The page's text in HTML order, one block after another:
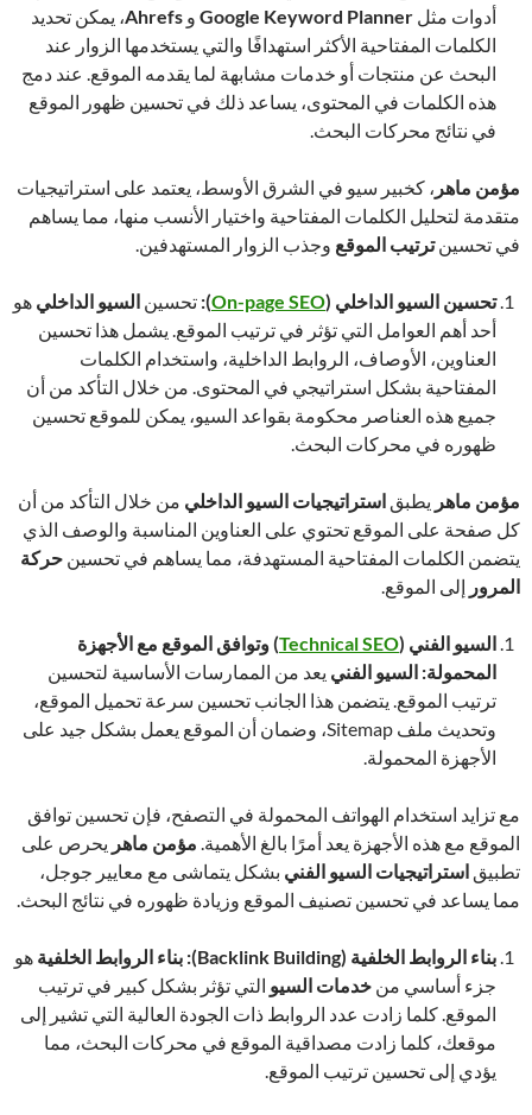
أدوات مثل Google Keyword Planner و Ahrefs، يمكن تحديد
الكلمات المفتاحية الأكثر استهدافًا والتي يستخدمها الزوار عند
البحث عن منتجات أو خدمات مشابهة لما يقدمه الموقع. عند دمج
هذه الكلمات في المحتوى، يساعد ذلك في تحسين ظهور الموقع
في نتائج محركات البحث.
مؤمن ماهر ، كخبير سيو في الشرق الأوسط، يعتمد على استراتيجيات
متقدمة لتحليل الكلمات المفتاحية واختيار الأنسب منها، مما يساهم
في تحسينترتيب الموقع وجذب الزوار المستهدفين.
تحسين السيو الداخلي (
On-page SEO
): تحسين السيو الداخلي هو
أحد أهم العوامل التي تؤثر في ترتيب الموقع. يشمل هذا تحسين
العناوين، الأوصاف، الروابط الداخلية، واستخدام الكلمات
المفتاحية بشكل استراتيجي في المحتوى. من خلال التأكد من أن
جميع هذه العناصر محكومة بقواعد السيو، يمكن للموقع تحسين
ظهوره في محركات البحث.
مؤمن ماهر يطبق استراتيجيات السيو الداخلي من خلال التأكد من أن
كل صفحة على الموقع تحتوي على العناوين المناسبة والوصف الذي
يتضمن الكلمات المفتاحية المستهدفة، مما يساهم في تحسين حركة
المرور إلى الموقع.
السيو الفني (
Technical SEO
)وتوافق الموقع مع الأجهزة
المحمولة: السيو الفني يعد من الممارسات الأساسية لتحسين
ترتيب الموقع. يتضمن هذا الجانب تحسين سرعة تحميل الموقع،
وتحديث ملف Sitemap، وضمان أن الموقع يعمل بشكل جيد على
الأجهزة المحمولة.
مع تزايد استخدام الهواتف المحمولة في التصفح، فإن تحسين توافق
الموقع مع هذه الأجهزة يعد أمرًا بالغ الأهمية. مؤمن ماهر يحرص على
تطبيق استراتيجيات السيو الفني بشكل يتماشى مع معايير جوجل،
مما يساعد في تحسين تصنيف الموقع وزيادة ظهوره في نتائج البحث.
بناء الروابط الخلفية (Backlink Building): بناء الروابط الخلفية هو
جزء أساسي من خدمات السيو التي تؤثر بشكل كبير في ترتيب
الموقع. كلما زادت عدد الروابط ذات الجودة العالية التي تشير إلى
موقعك، كلما زادت مصداقية الموقع في محركات البحث، مما
يؤدي إلى تحسين ترتيب الموقع.